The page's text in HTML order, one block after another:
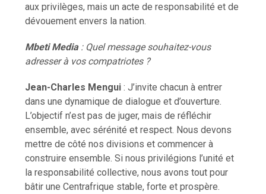
aux privilèges, mais un acte de responsabilité et de
dévouement envers la nation.
Mbeti Media: Quel message souhaitez-vous
adresser à vos compatriotes ?
Jean-Charles Mengui : J’invite chacun à entrer
dans une dynamique de dialogue et d’ouverture.
L’objectif n’est pas de juger, mais de réfléchir
ensemble, avec sérénité et respect. Nous devons
mettre de côté nos divisions et commencer à
construire ensemble. Si nous privilégions l’unité et
la responsabilité collective, nous avons tout pour
bâtir une Centrafrique stable, forte et prospère.